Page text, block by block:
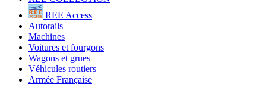
REE Access
Autorails
Machines
Voitures et fourgons
Wagons et grues
Véhicules routiers
Armée Française